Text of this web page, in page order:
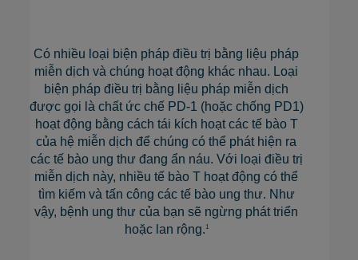
Có nhiều loại biện pháp điều trị bằng liệu pháp
miễn dịch và chúng hoạt động khác nhau. Loại
biện pháp điều trị bằng liệu pháp miễn dịch
được gọi là chất ức chế PD-1 (hoặc chống PD1)
hoạt động bằng cách tái kích hoạt các tế bào T
của hệ miễn dịch để chúng có thể phát hiện ra
các tế bào ung thư đang ẩn náu. Với loại điều trị
miễn dịch này, nhiều tế bào T hoạt động có thể
tìm kiếm và tấn công các tế bào ung thư. Như
vậy, bệnh ung thư của bạn sẽ ngừng phát triển
hoặc lan rộng. 1